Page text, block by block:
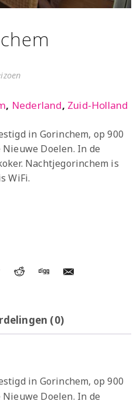
, Nederland, Zuid-Holland
in Gorinchem, op 900
Doelen. In de
Nachtjegorinchem is
WiFi.
(0)
in Gorinchem, op 900
Doelen. In de